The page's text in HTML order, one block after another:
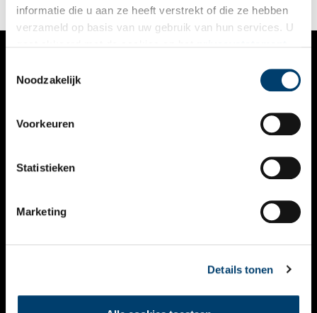
informatie die u aan ze heeft verstrekt of die ze hebben
verzameld op basis van uw gebruik van hun services. U
Noodzakelijk
Voorkeuren
Statistieken
Marketing
Details tonen
VERHALEN
KALENDER
THEMA’S
VIDEO’S
CONTACT